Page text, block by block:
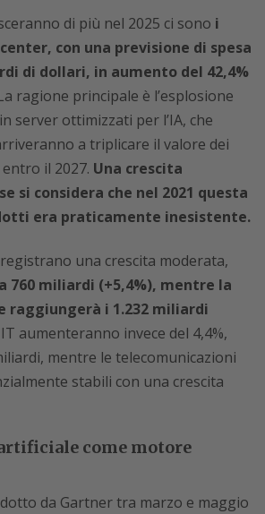
di più nel 2025 ci sono i
con una previsione di spesa
di dollari, in aumento del 42,4%
ragione principale è l’esplosione
server ottimizzati per l’IA, che
a triplicare il valore dei
il 2027. Una crescita
si considera che nel 2021 questa
era praticamente inesistente.
una crescita moderata,
760 miliardi (+5,4%), mentre la
raggiungerà i 1.232 miliardi
aumenteranno invece del 4,4%,
mentre le telecomunicazioni
stabili con una crescita
come motore
da Gartner tra marzo e maggio